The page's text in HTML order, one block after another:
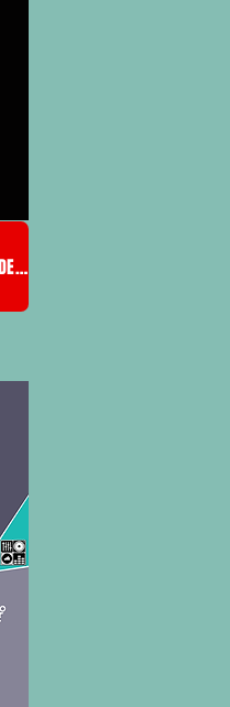
COMPRAR CURSO COM DESCONTO DE MEMBRO